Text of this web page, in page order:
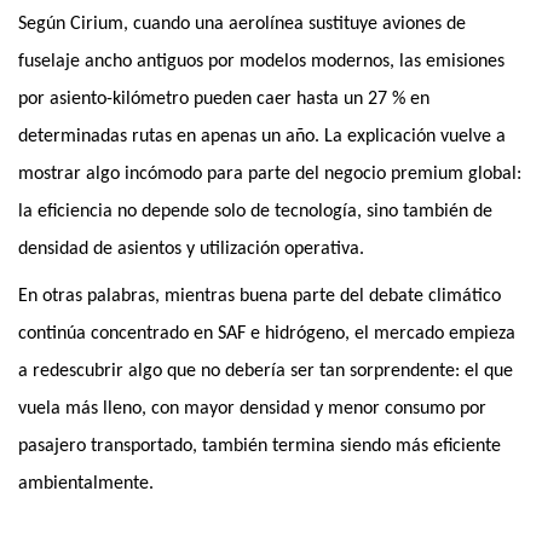
Según Cirium, cuando una aerolínea sustituye aviones de
fuselaje ancho antiguos por modelos modernos, las emisiones
por asiento-kilómetro pueden caer hasta un 27 % en
determinadas rutas en apenas un año. La explicación vuelve a
mostrar algo incómodo para parte del negocio premium global:
la eficiencia no depende solo de tecnología, sino también de
densidad de asientos y utilización operativa.
En otras palabras, mientras buena parte del debate climático
continúa concentrado en SAF e hidrógeno, el mercado empieza
a redescubrir algo que no debería ser tan sorprendente: el que
vuela más lleno, con mayor densidad y menor consumo por
pasajero transportado, también termina siendo más eficiente
ambientalmente.